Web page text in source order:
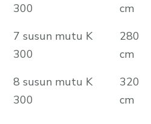
300
cm
7 susun mutu K
300
280
cm
8 susun mutu K
300
320
cm